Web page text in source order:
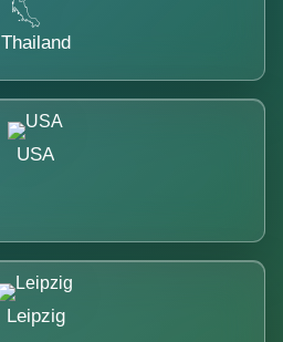
Thailand
USA
Leipzig